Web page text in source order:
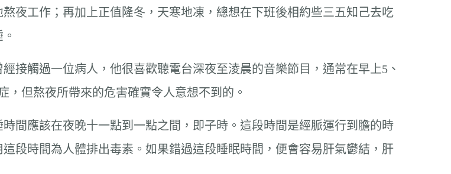
夜工作；再加上正值隆冬，天寒地凍，總想在下班後相約些三五知己去吃
接觸過一位病人，他很喜歡聽電台深夜至淩晨的音樂節目，通常在早上5、
但熬夜所帶來的危害確實令人意想不到的。
間應該在夜晚十一點到一點之間，即子時。這段時間是經脈運行到膽的時
段時間為人體排出毒素。如果錯過這段睡眠時間，便會容易肝氣鬱結，肝